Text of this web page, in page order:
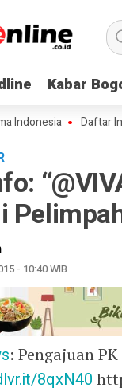
Kabar
Kabar
Daftar Inovasi
- 10:40 WIB
: Pengajuan
8qxN40